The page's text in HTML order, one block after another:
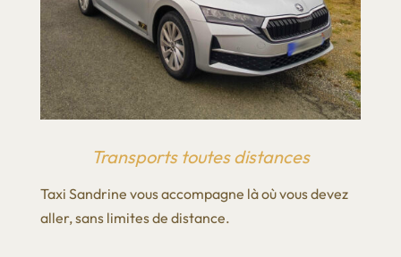
Transports toutes distances
Taxi Sandrine vous accompagne là où vous devez
aller, sans limites de distance.